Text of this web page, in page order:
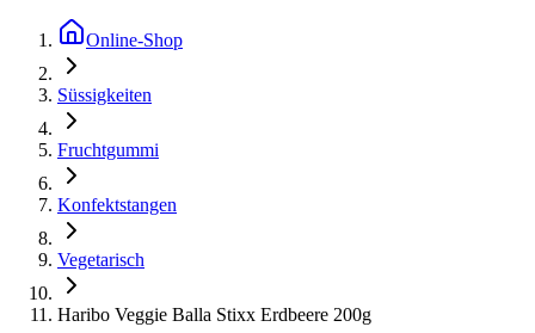
Online-Shop
Süssigkeiten
Fruchtgummi
Konfektstangen
Vegetarisch
Haribo Veggie Balla Stixx Erdbeere 200g